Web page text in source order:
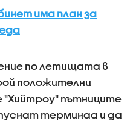
има план за
по летищата в
положителни
"Хийтроу" пътниците
терминаа и да